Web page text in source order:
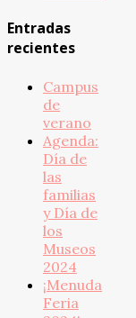
Entradas
recientes
Campus
de
verano
Agenda:
Día de
las
familias
y Día de
los
Museos
2024
¡Menuda
Feria